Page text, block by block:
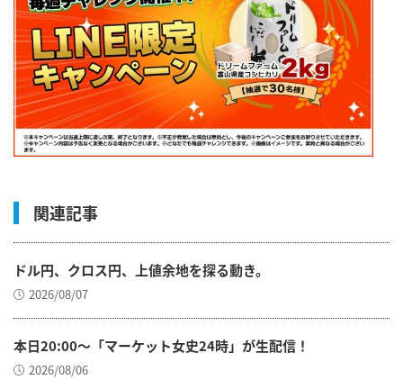
関連記事
ドル円、クロス円、上値余地を探る動き。
2026/08/07
本日20:00～「マーケット女史24時」が生配信！
2026/08/06